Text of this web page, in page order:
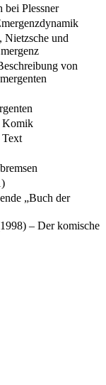
bei Plessner
Nietzsche und
von
Komik
„Buch der
– Der komische